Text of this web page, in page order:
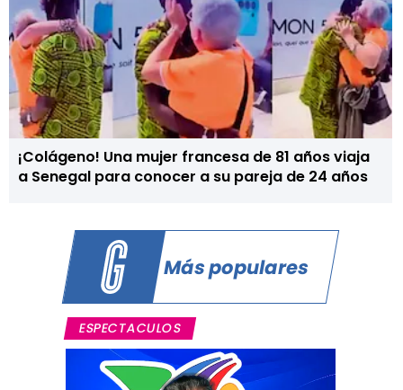
¡Colágeno! Una mujer francesa de 81 años viaja
a Senegal para conocer a su pareja de 24 años
Más populares
ESPECTACULOS